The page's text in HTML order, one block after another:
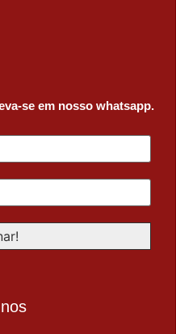
se em nosso whatsapp.